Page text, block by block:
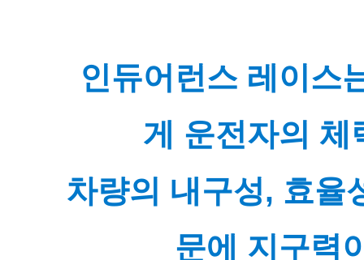
인듀어런스 레이스
게 운전자의 체
차량의 내구성, 효율
문에 지구력